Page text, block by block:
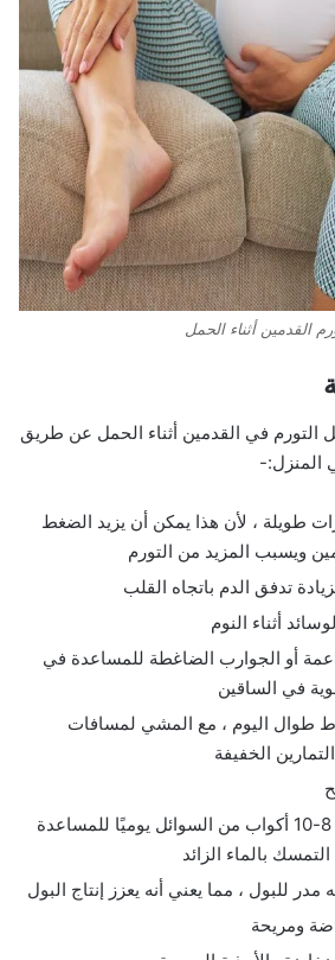
القدمين أثناء الحمل
التورم في القدمين أثناء الحمل عن طريق
المنزل:-
طويلة ، لأن هذا يمكن أن يزيد الضغط
ويسبب المزيد من التورم
تدفق الدم باتجاه القلب
أثناء النوم
أو الجوارب الضاغطة للمساعدة في
في الساقين
طوال اليوم ، مع المشي لمسافات
الخفيفة
البقاء رطبًا وشرب 8-10 أكواب من السوائل يوميًا للمساعدة
بالماء الزائد
مدر للبول ، مما يعني أنه يعزز إنتاج البول
ومريحة